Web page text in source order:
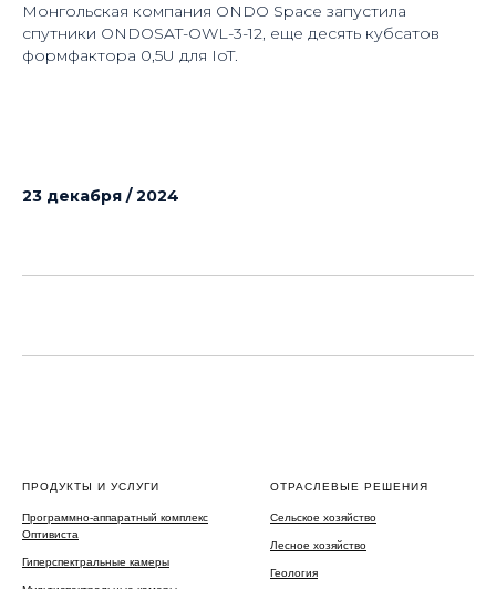
Монгольская компания ONDO Space запустила
спутники ONDOSAT-OWL-3-12, еще десять кубсатов
формфактора 0,5U для IoT.
23 декабря / 2024
ПРОДУКТЫ И УСЛУГИ
Программно-аппаратный комплекс
Оптивиста
Гиперспектральные камеры
ОТРАСЛЕВЫЕ РЕШЕНИЯ
Сельское хозяйство
Лесное хозяйство
Геология